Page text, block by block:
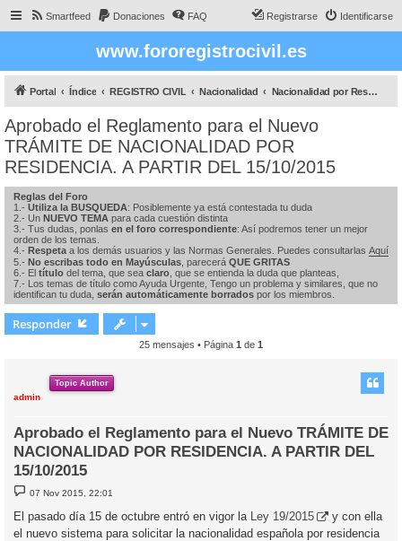
Smartfeed Donaciones FAQ Identificarse
Registrarse
www.fororegistrocivil.es
Portal Índice REGISTRO CIVIL Nacionalidad Nacionalidad por Residencia
Aprobado el Reglamento para el Nuevo
TRÁMITE DE NACIONALIDAD POR
RESIDENCIA. A PARTIR DEL 15/10/2015
Reglas del Foro
1.- Utiliza la BUSQUEDA: Posiblemente ya está contestada tu duda
2.- Un NUEVO TEMA para cada cuestión distinta
3.- Tus dudas, ponlas en el foro correspondiente: Así podremos tener un mejor
orden de los temas.
4.- Respeta a los demás usuarios y las Normas Generales. Puedes consultarlas Aquí
5.- No escribas todo en Mayúsculas , parecerá QUE GRITAS
6.- El título del tema, que sea claro , que se entienda la duda que planteas,
7.- Los temas de título como Ayuda Urgente, Tengo un problema y similares, que no
identifican tu duda, serán automáticamente borrados por los miembros.
Responder
25 mensajes • Página 1 de 1
Topic Author
admin
Aprobado el Reglamento para el Nuevo TRÁMITE DE
NACIONALIDAD POR RESIDENCIA. A PARTIR DEL
15/10/2015
M
e
s
a
07 Nov 2015, 22:01
El pasado día 15 de octubre entró en vigor la Ley 19/2015
y con ella
el nuevo sistema para solicitar la nacionalidad española por residencia